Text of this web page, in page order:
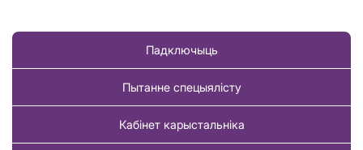
Падключыць
Пытанне спецыялісту
Кабінет карыстальніка